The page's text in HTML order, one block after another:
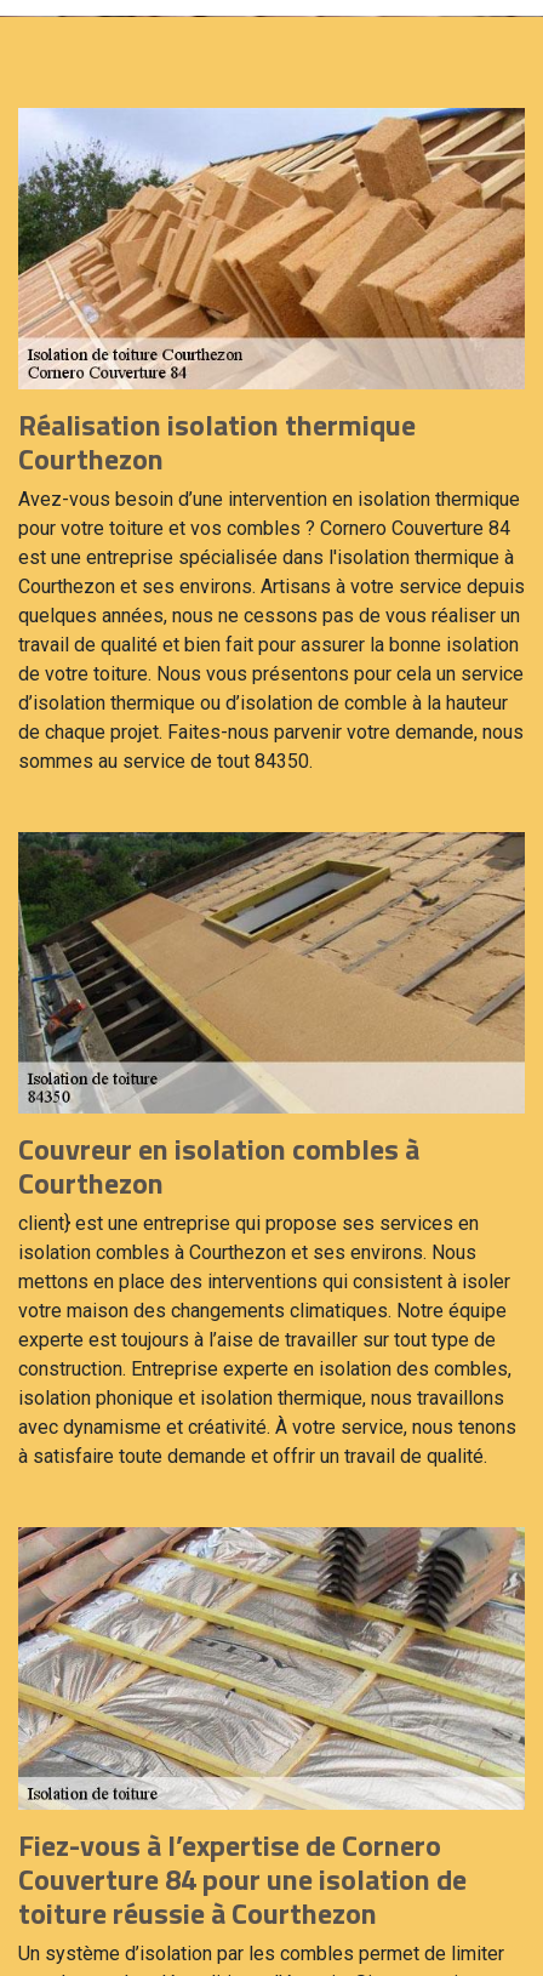
Réalisation isolation thermique
Courthezon
Avez-vous besoin d’une intervention en isolation thermique
pour votre toiture et vos combles ? Cornero Couverture 84
est une entreprise spécialisée dans l'isolation thermique à
Courthezon et ses environs. Artisans à votre service depuis
quelques années, nous ne cessons pas de vous réaliser un
travail de qualité et bien fait pour assurer la bonne isolation
de votre toiture. Nous vous présentons pour cela un service
d’isolation thermique ou d’isolation de comble à la hauteur
de chaque projet. Faites-nous parvenir votre demande, nous
sommes au service de tout 84350.
Couvreur en isolation combles à
Courthezon
client} est une entreprise qui propose ses services en
isolation combles à Courthezon et ses environs. Nous
mettons en place des interventions qui consistent à isoler
votre maison des changements climatiques. Notre équipe
experte est toujours à l’aise de travailler sur tout type de
construction. Entreprise experte en isolation des combles,
isolation phonique et isolation thermique, nous travaillons
avec dynamisme et créativité. À votre service, nous tenons
à satisfaire toute demande et offrir un travail de qualité.
Fiez-vous à l’expertise de Cornero
Couverture 84 pour une isolation de
toiture réussie à Courthezon
Un système d’isolation par les combles permet de limiter